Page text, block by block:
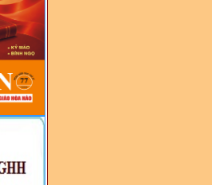
SỬ,
RA